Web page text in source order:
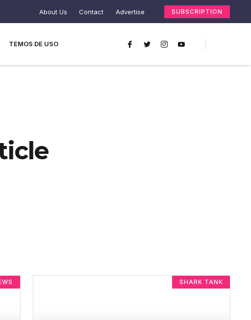
About Us Contact Advertise SUBSCRIPTION
TEMOS DE USO
SHARK TANK